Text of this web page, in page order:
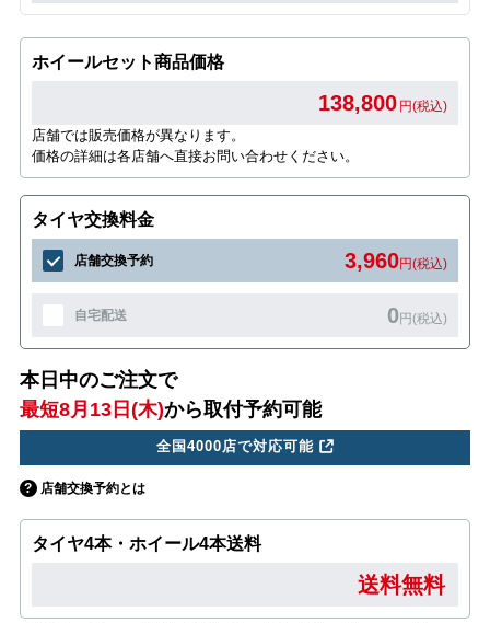
ホイールセット商品価格
138,800 円(税込)
店舗では販売価格が異なります。
価格の詳細は各店舗へ直接お問い合わせください。
タイヤ交換料金
店舗交換予約 3,960円(税込)
自宅配送 0円(税込)
本日中のご注文で
最短8月13日(木)から取付予約可能
全国4000店で対応可能
店舗交換予約とは
タイヤ4本・ホイール4本送料
送料無料